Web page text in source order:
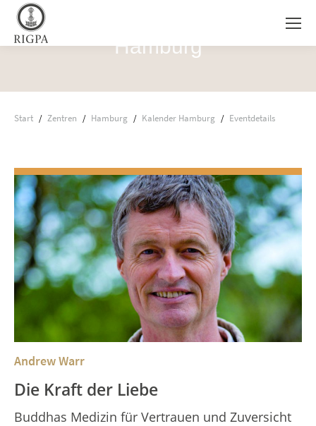
Hamburg
Start Zentren Hamburg Kalender Hamburg Eventdetails
Andrew Warr
Die Kraft der Liebe
Buddhas Medizin für Vertrauen und Zuversicht